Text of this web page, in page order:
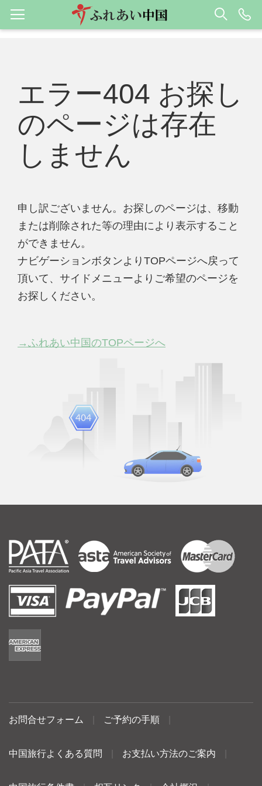
エラー404 お探し
のページは存在
しません
申し訳ございません。お探しのページは、移動
または削除された等の理由により表示すること
ができません。
ナビゲーションボタンよりTOPページへ戻って
頂いて、サイドメニューよりご希望のページを
お探しください。
→ふれあい中国のTOPページへ
お問合せフォーム ご予約の手順
中国旅行よくある質問 お支払い方法のご案内